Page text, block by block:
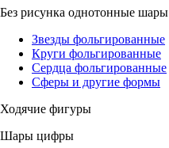
Без рисунка однотонные шары
Звезды фольгированные
Круги фольгированные
Сердца фольгированные
Сферы и другие формы
Ходячие фигуры
Шары цифры